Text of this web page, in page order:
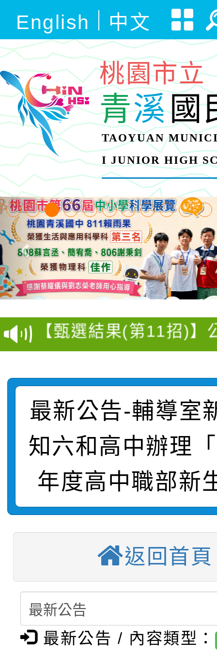
English 中文
桃園市立
青溪國
TAOYUAN
I JUNIOR HIGH
轉知臺中市政府政風處
城市手牽手，綠能透明
畫影片一案
轉知：「115學年度全
劇比賽實施要點」及修
表
轉知：桃園市115年度
敬師藝文競賽』實施計
【甄選結果(第11招)】
學年度第1學期第7次代
結果(第11招)
【甄選結果(第3招)】
學年度第1學期第9次代
結果(第3招)
桃園市家庭教育中心「
程資訊」、「暑期親子
「祖孫樂淘桃」、「愛
絕-親子共學同樂會」
站幸福系列講座及成長
報，惠請貴機關(學校)
「校園短影音徵選活動
員」簡章及活動海報，
踴躍報名參加
115學年度新生訓練注
115學年度新生補報到
結果
【甄選結果(第10招)】
學年度第1學期第7次代
轉知臺中市政府政風處
畫影片一案
劇比賽實施要點」及修
表
轉知：桃園市115年度
敬師藝文競賽』實施計
【甄選結果(第11招)】
學年度第1學期第7次代
結果(第11招)
【甄選結果(第3招)】
學年度第1學期第9次代
桃園市家庭教育中心「
最新公告-輔導室
知六和高中辦理
年度高中職部新
返回首頁
最新公告 / 內容類型：